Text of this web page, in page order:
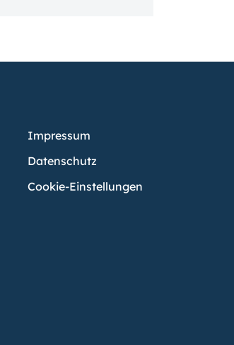
Impressum
Datenschutz
Cookie-Einstellungen